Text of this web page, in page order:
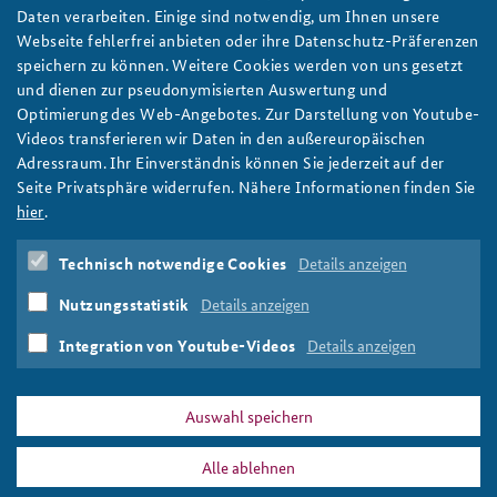
Anfahrt
Freundeskreis
Deutsches Forum Sicherheitspolitik
Arbeitskreis "Junge Sicherheitspolitiker"
Das Sicherheitspolitische Gespräch an der BAKS
Studierendenkonferenz Sicherheitspolitik gestalten
Newsletter-Archiv
Europäische Union als sicherheitspolitische
Akteurin
Das Sicherheitsumfeld Europas hat sich kontinuierlich
verschlechtert. Der Strategische Kompass der EU soll durch eine
gemeinsame Bedrohungsanalyse und klar formulierte Ziele
dabei helfen, Europa krisenfester aufzustellen. Im aktuellen
Arbeitspapier gibt Dr. Jana Puglierin einen Überblick über das
Dokument, identifiziert Schwerpunkte und zieht ein erstes Fazit.
Bild: BAKS/Bunk (Pixabay)
weiter
Arbeitspapier
Strategischer Kompass
NATO ,Bedrohungsanalyse
mobility,Krisenmanagement,Bündnisverteidigung
PRESSE DATENSCHUTZ IMPRESSUM FAQ
Daten verarbeiten. Einige sind notwendig, um Ihnen unsere
Webseite fehlerfrei anbieten oder ihre Datenschutz-Präferenzen
speichern zu können. Weitere Cookies werden von uns gesetzt
und dienen zur pseudonymisierten Auswertung und
Optimierung des Web-Angebotes. Zur Darstellung von Youtube-
Videos transferieren wir Daten in den außereuropäischen
Adressraum. Ihr Einverständnis können Sie jederzeit auf der
Seite Privatsphäre widerrufen. Nähere Informationen finden Sie
hier.
Technisch notwendige Cookies Details anzeigen
Nutzungsstatistik Details anzeigen
Integration von Youtube-Videos Details anzeigen
Auswahl speichern
Alle ablehnen